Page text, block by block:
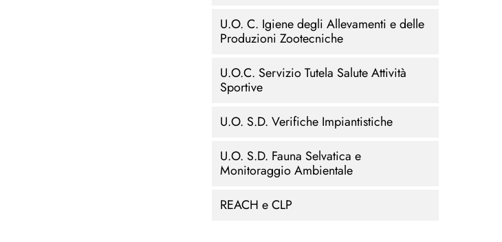
U.O. C. Igiene degli Allevamenti e delle
Produzioni Zootecniche
U.O.C. Servizio Tutela Salute Attività
Sportive
U.O. S.D. Verifiche Impiantistiche
U.O. S.D. Fauna Selvatica e
Monitoraggio Ambientale
REACH e CLP